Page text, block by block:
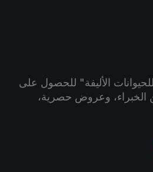
الأليفة" للحصول على
الخبراء، وعروض حصرية،